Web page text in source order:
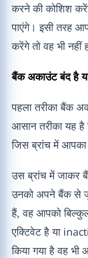
करने की कोशिश
पाएंगे। इसी तरह
करेंगे तो वह भी नहीं
बैंक अकाउंट बंद है
पहला तरीका बैंक
आसान तरीका यह
जिस ब्रांच में आपका
उस ब्रांच में जाकर
उनको अपने बैंक से
हैं, वह आपको
एक्टिवेट है या
किया गया है वह भी